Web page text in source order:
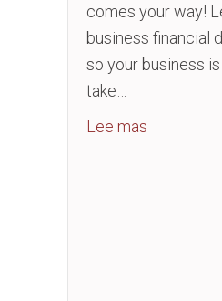
comes your way!
business financial
so your business
take…
Lee mas